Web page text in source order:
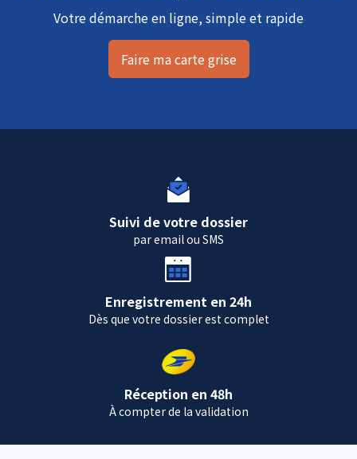
Votre démarche en ligne, simple et rapide
Faire ma carte grise
Suivi de votre dossier
par email ou SMS
Enregistrement en 24h
Dès que votre dossier est complet
Réception en 48h
À compter de la validation